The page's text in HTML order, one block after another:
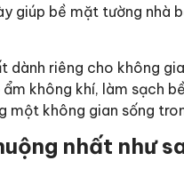
giúp bề mặt tường nhà
dành riêng cho không
không khí, làm sạch
không gian sống
nhất như